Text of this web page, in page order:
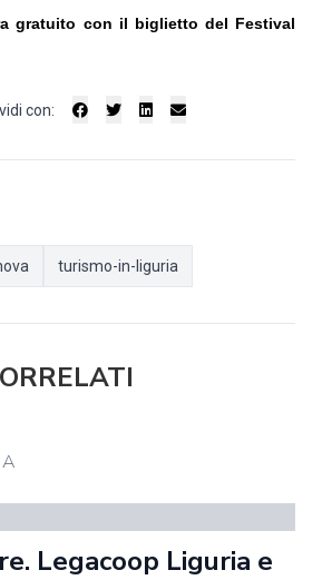
gratuito con il biglietto del Festival
con:
turismo-in-liguria
Legacoop Liguria e